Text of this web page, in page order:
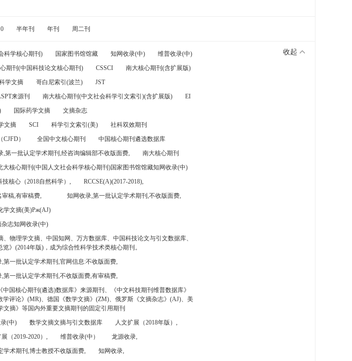
0 半年刊 年刊 周二刊
科学核心期刊) 国家图书馆馆藏 知网收录(中)
维普收录(中)
期刊(中国科技论文核心期刊) CSSCI
南大核心期刊(含扩展版)
学文摘 哥白尼索引(波兰)
JST
来源刊 南大核心期刊(中文社会科学引文索引)(含扩展版)
EI
国际药学文摘
文摘杂志
文摘 SCI 科学引文索引(美)
社科双效期刊
） 全国中文核心期刊
中国核心期刊遴选数据库
,第一批认定学术期刊,经咨询编辑部不收版面费,
南大核心期刊
核心期刊(中国人文社会科学核心期刊)国家图书馆馆藏知网收录(中)
技核心（2018自然科学）,
RCCSE(A)(2017-2018),
稿,有审稿费,
知网收录,第一批认定学术期刊,不收版面费,
学文摘(美)Pж(AJ)
杂志知网收录(中)
物理学文摘、中国知网、万方数据库、中国科技论文与引文数据库、
》(2014年版)，成为综合性科学技术类核心期刊。
,第一批认定学术期刊,官网信息:不收版面费,
,第一批认定学术期刊,不收版面费,有审稿费,
国核心期刊(遴选)数据库》来源期刊、《中文科技期刊维普数据库》
评论》(MR)、德国《数学文摘》(ZM)、俄罗斯《文摘杂志》(AJ)、美
摘》等国内外重要文摘期刊的固定引用期刊
(中) 数学文摘文摘与引文数据库
人文扩展（2018年版）,
（2019-2020）, 维普收录(中）
龙源收录,
学术期刊,博士教授不收版面费,
知网收录,
收起